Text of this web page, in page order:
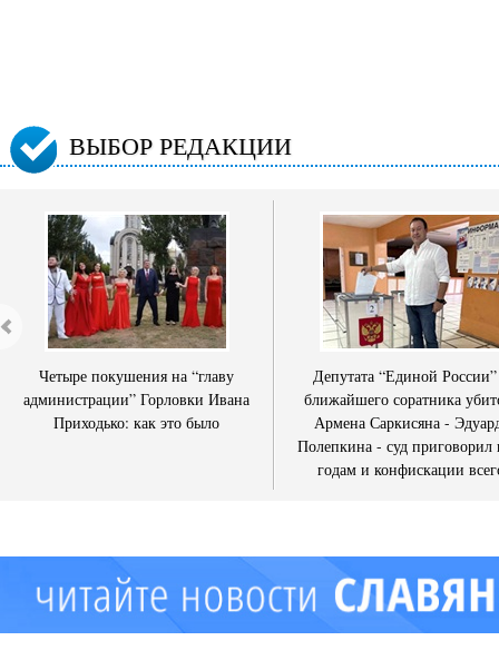
ВЫБОР РЕДАКЦИИ
Четыре покушения на “главу
администрации” Горловки Ивана
Приходько: как это было
Депутата “Единой
ближайшего соратника
Армена Саркисяна -
Полепкина - суд приговорил
годам и конфискации